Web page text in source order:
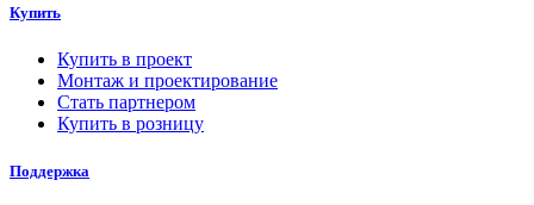
Купить
Купить в проект
Монтаж и проектирование
Стать партнером
Купить в розницу
Поддержка